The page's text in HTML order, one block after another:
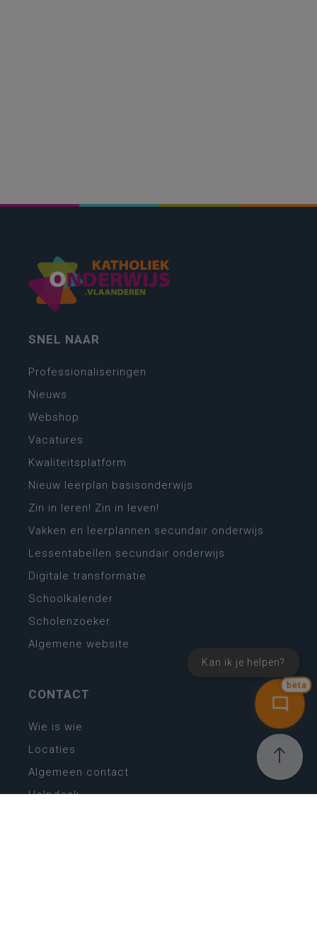
bèta
Kan ik je helpen?
SNEL NAAR
Professionaliseringen
Nieuws
Webshop
Vacatures
Kwaliteitsplatform
Nieuw leerplan basisonderwijs
Zin in leren! Zin in leven!
Vakken en leerplannen secundair onderwijs
Lessentabellen secundair onderwijs
Digitale transformatie
Schoolkalender
Scholenzoeker
Algemene website
CONTACT
Wie is wie
Locaties
Algemeen contact
Helpdesk